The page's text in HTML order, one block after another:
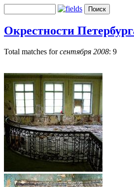
Окрестности
Total matches forсентября 2008: 9